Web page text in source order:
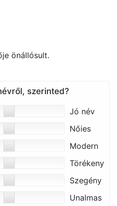
önállósult.
szerinted?
Jó név
Nőies
Modern
Törékeny
Szegény
Unalmas